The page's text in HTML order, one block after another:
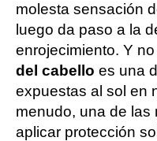
molesta sensación
luego da paso a la
enrojecimiento. Y
del cabello es una
expuestas al sol en
menudo, una de las
aplicar protección